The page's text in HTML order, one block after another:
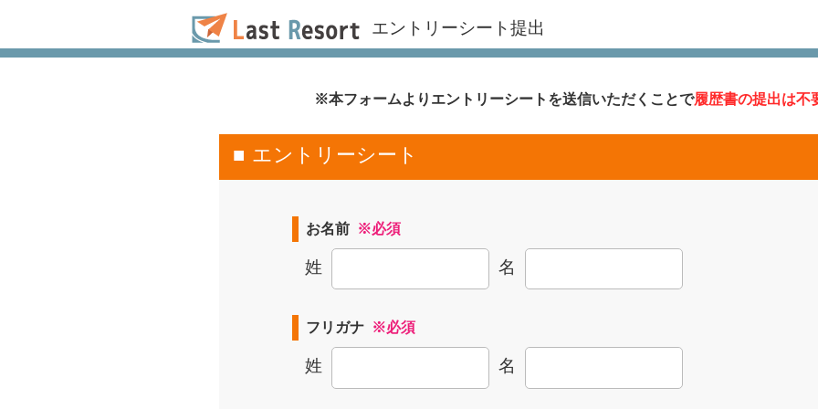
エントリーシート提出
※本フォームよりエントリーシートを送信いただくことで履歴書の提出は不
エントリーシート
お名前 ※必須
姓 名
フリガナ ※必須
姓 名